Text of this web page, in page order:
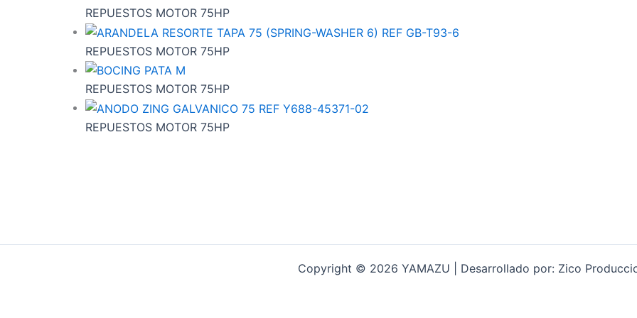
REPUESTOS MOTOR 75HP
REPUESTOS MOTOR 75HP
REPUESTOS MOTOR 75HP
REPUESTOS MOTOR 75HP
Copyright © 2026 YAMAZU | Desarrollado por: Zico